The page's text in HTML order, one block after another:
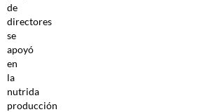
de
directores
se
apoyó
en
la
nutrida
producción